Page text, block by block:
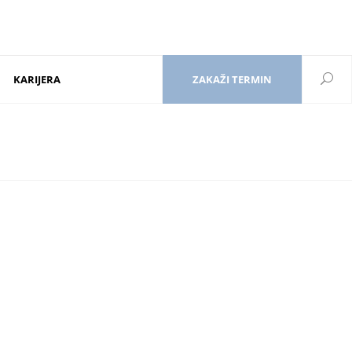
none; line-height: 12px; margin-top: 15px; margin-bottom:
KARIJERA ZAKAŽI TERMIN